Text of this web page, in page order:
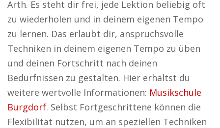
Arth. Es steht dir frei, jede Lektion beliebig oft
zu wiederholen und in deinem eigenen Tempo
zu lernen. Das erlaubt dir, anspruchsvolle
Techniken in deinem eigenen Tempo zu üben
und deinen Fortschritt nach deinen
Bedürfnissen zu gestalten. Hier erhältst du
weitere wertvolle Informationen: Musikschule
Burgdorf. Selbst Fortgeschrittene können die
Flexibilität nutzen, um an speziellen Techniken